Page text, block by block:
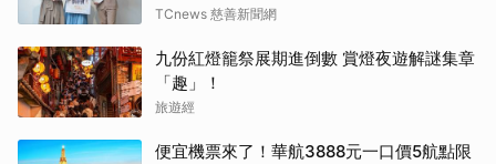
TCnews 慈善新聞網
九份紅燈籠祭展期進倒數 賞燈夜遊解謎集章
「趣」！
旅遊經
便宜機票來了！華航3888元一口價5航點限